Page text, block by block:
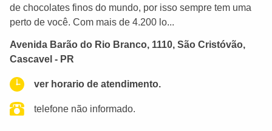
de chocolates finos do mundo, por isso sempre tem uma
perto de você. Com mais de 4.200 lo...
Avenida Barão do Rio Branco, 1110, São Cristóvão,
Cascavel - PR
ver horario de atendimento.
telefone não informado.